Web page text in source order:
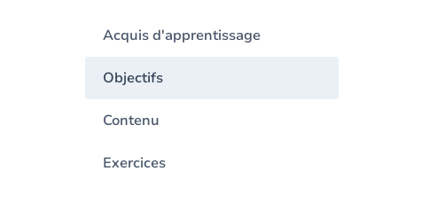
Acquis d'apprentissage
Objectifs
Contenu
Exercices